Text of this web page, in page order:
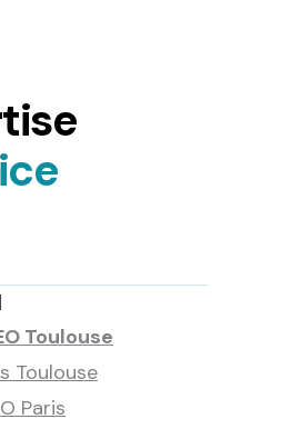
Toulouse
Toulouse
Paris